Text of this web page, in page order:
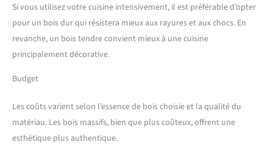
Si vous utilisez votre cuisine intensivement, il est préférable d’opter
pour un bois dur qui résistera mieux aux rayures et aux chocs. En
revanche, un bois tendre convient mieux à une cuisine
principalement décorative.
Budget
Les coûts varient selon l’essence de bois choisie et la qualité du
matériau. Les bois massifs, bien que plus coûteux, offrent une
esthétique plus authentique.